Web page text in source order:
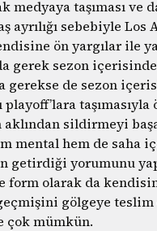
medyaya taşıması ve
ayrılığı sebebiyle Los
ön yargılar ile
gerek sezon
gerekse de sezon
taşımasıyla
sildirmeyi
mental hem de saha
getirdiği yorumunu
form olarak da
gölgeye
çok mümkün.